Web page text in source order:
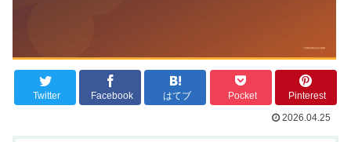
Twitter Facebook はてブ Pocket
Pinterest
2026.04.25